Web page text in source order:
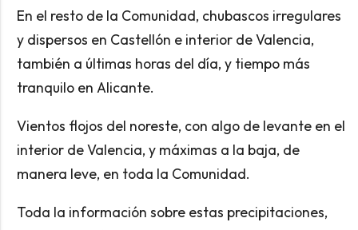
En el resto de la Comunidad, chubascos irregulares
y dispersos en Castellón e interior de Valencia,
también a últimas horas del día, y tiempo más
tranquilo en Alicante.
Vientos flojos del noreste, con algo de levante en el
interior de Valencia, y máximas a la baja, de
manera leve, en toda la Comunidad.
Toda la información sobre estas precipitaciones,